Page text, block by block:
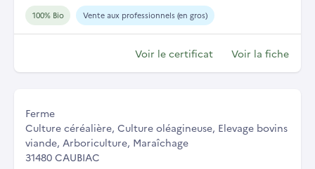
100% Bio Vente aux professionnels (en gros)
Voir le certificat Voir la fiche
Ferme
Culture céréalière, Culture oléagineuse, Elevage bovins
viande, Arboriculture, Maraîchage
31480 CAUBIAC